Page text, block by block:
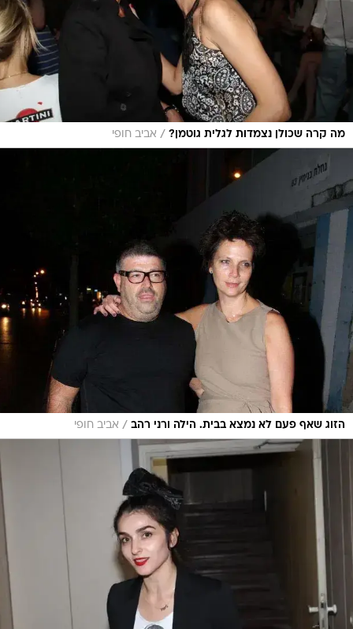
מה קרה שכולן נצמדות לגלית גוטמן? / אביב חופי
הזוג שאף פעם לא נמצא בבית. הילה ורני רהב / אביב חופי